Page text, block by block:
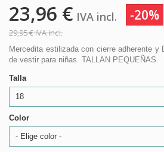
23,96 € IVA incl. -20%
29,95 €IVA incl.
Mercedita estilizada con cierre adherente y
de vestir para niñas. TALLAN PEQUEÑAS.
Talla
18
Color
- Elige color -